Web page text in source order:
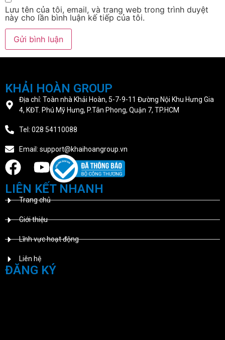
Lưu tên của tôi, email, và trang web trong trình duyệt
này cho lần bình luận kế tiếp của tôi.
KHẢI HOÀN GROUP
Địa chỉ: Toàn nhà Khải Hoàn, 5-7-9-11 Đường Nội Khu Hưng Gia
4, KĐT. Phú Mỹ Hưng, P.Tân Phong, Quận 7, TP.HCM
Tel: 028 54110088
Email: support@khaihoangroup.vn
LIÊN KẾT NHANH
Trang chủ
Giới thiệu
Lĩnh vực hoạt động
Liên hệ
ĐĂNG KÝ